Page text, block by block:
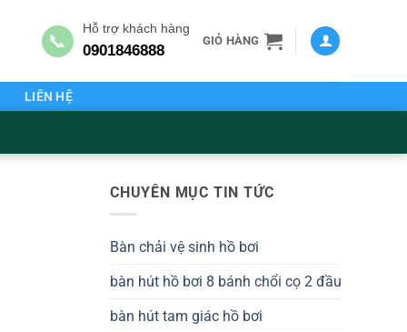
📞
Hỗ trợ khách hàng
0901846888
GIỎ HÀNG
LIÊN HỆ
CHUYÊN MỤC TIN TỨC
Bàn chải vệ sinh hồ bơi
bàn hút hồ bơi 8 bánh chổi cọ 2 đầu
bàn hút tam giác hồ bơi